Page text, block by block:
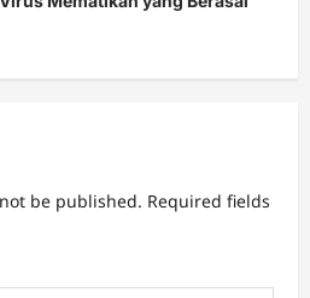
be published. Required fields